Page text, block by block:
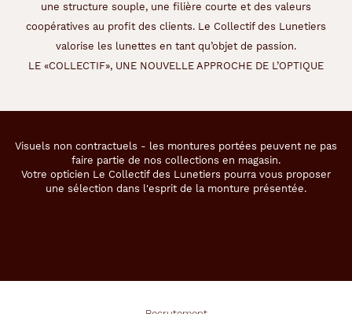
une structure souple, une filière courte et des valeurs
coopératives au profit des clients. Le Collectif des Lunetiers
valorise les lunettes en tant qu’objet de passion.
LE «COLLECTIF», UNE NOUVELLE APPROCHE DE L’OPTIQUE
Visuels non contractuels - les montures portées peuvent ne pas
faire partie de nos collections en magasin.
Votre opticien Le Collectif des Lunetiers pourra vous proposer
une sélection dans l'esprit de la monture présentée.